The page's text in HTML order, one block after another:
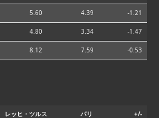
5.60 4.39 -1.21
4.80 3.34 -1.47
8.12 7.59 -0.53
レッヒ・ツルス パリ +/-